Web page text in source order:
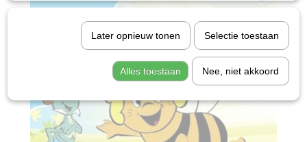
Later opnieuw tonen Selectie toestaan
Alles toestaan Nee, niet akkoord